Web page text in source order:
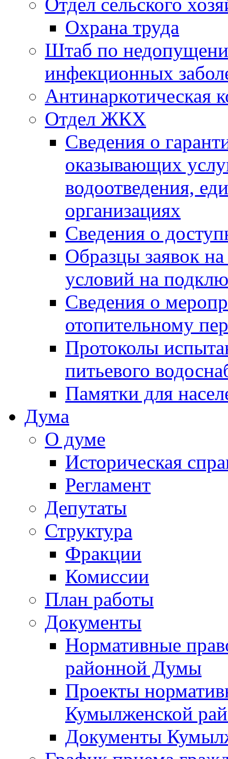
Охрана труда
Штаб по
инфекционных
Антинаркотическая
Отдел ЖКХ
Сведения о
оказывающих
водоотведения,
организациях
Сведения о
Образцы заявок
условий на
Сведения о
отопительному
Протоколы
питьевого
Памятки для
Дума
О думе
Историческая
Регламент
Депутаты
Структура
Фракции
Комиссии
План работы
Документы
Нормативные
районной Думы
Проекты
Кумылженской
Документы